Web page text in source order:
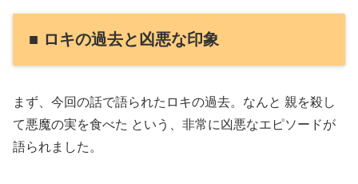
■ ロキの過去と凶悪な印象
まず、今回の話で語られたロキの過去。なんと 親を殺し
て悪魔の実を食べた という、非常に凶悪なエピソードが
語られました。